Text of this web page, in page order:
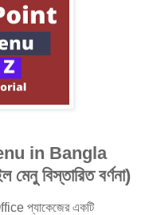
in Bangla
বিস্তারিত বর্ণনা)
প্যাকেজের একটি